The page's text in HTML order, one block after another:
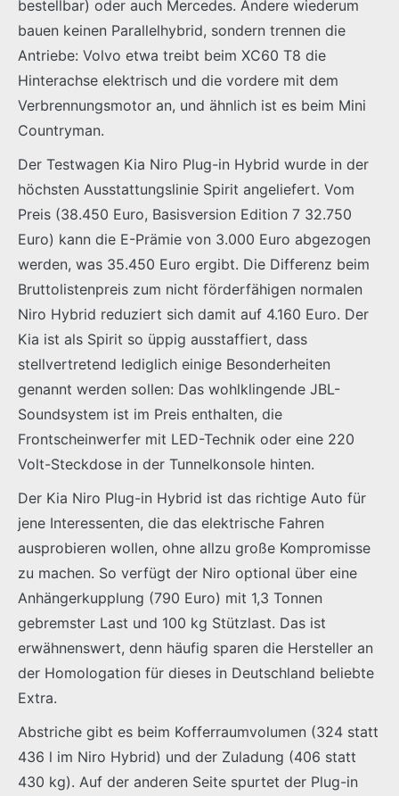
bestellbar) oder auch Mercedes. Andere wiederum
bauen keinen Parallelhybrid, sondern trennen die
Antriebe: Volvo etwa treibt beim XC60 T8 die
Hinterachse elektrisch und die vordere mit dem
Verbrennungsmotor an, und ähnlich ist es beim Mini
Countryman.
Der Testwagen Kia Niro Plug-in Hybrid wurde in der
höchsten Ausstattungslinie Spirit angeliefert. Vom
Preis (38.450 Euro, Basisversion Edition 7 32.750
Euro) kann die E-Prämie von 3.000 Euro abgezogen
werden, was 35.450 Euro ergibt. Die Differenz beim
Bruttolistenpreis zum nicht förderfähigen normalen
Niro Hybrid reduziert sich damit auf 4.160 Euro. Der
Kia ist als Spirit so üppig ausstaffiert, dass
stellvertretend lediglich einige Besonderheiten
genannt werden sollen: Das wohlklingende JBL-
Soundsystem ist im Preis enthalten, die
Frontscheinwerfer mit LED-Technik oder eine 220
Volt-Steckdose in der Tunnelkonsole hinten.
Der Kia Niro Plug-in Hybrid ist das richtige Auto für
jene Interessenten, die das elektrische Fahren
ausprobieren wollen, ohne allzu große Kompromisse
zu machen. So verfügt der Niro optional über eine
Anhängerkupplung (790 Euro) mit 1,3 Tonnen
gebremster Last und 100 kg Stützlast. Das ist
erwähnenswert, denn häufig sparen die Hersteller an
der Homologation für dieses in Deutschland beliebte
Extra.
Abstriche gibt es beim Kofferraumvolumen (324 statt
436 l im Niro Hybrid) und der Zuladung (406 statt
430 kg). Auf der anderen Seite spurtet der Plug-in